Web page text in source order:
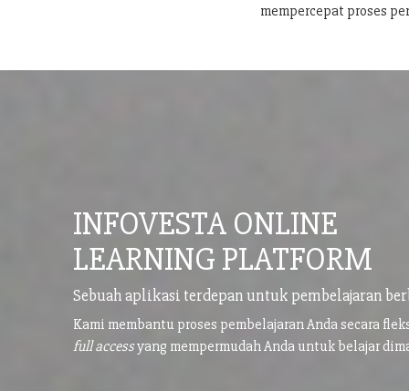
mempercepat proses
INFOVESTA ONLINE
LEARNING PLATFORM
Sebuah aplikasi terdepan untuk pembelajaran
Kami membantu proses pembelajaran Anda secara
full accessyang mempermudah Anda untuk belajar